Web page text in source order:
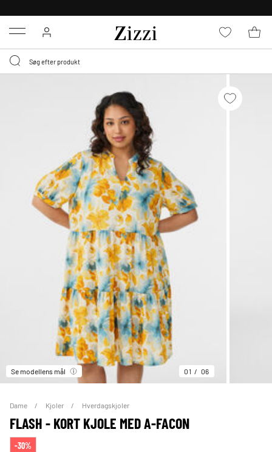
Menu
Se modellens mål 01 06
Dame Kjoler Hverdagskjoler
FLASH - KORT KJOLE MED A-FACON
-30%